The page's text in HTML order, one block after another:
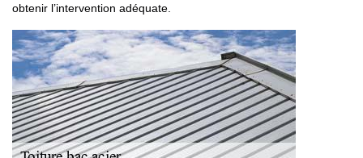
obtenir l’intervention adéquate.